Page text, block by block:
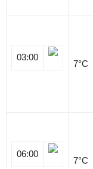
03:00
7°C
06:00
7°C